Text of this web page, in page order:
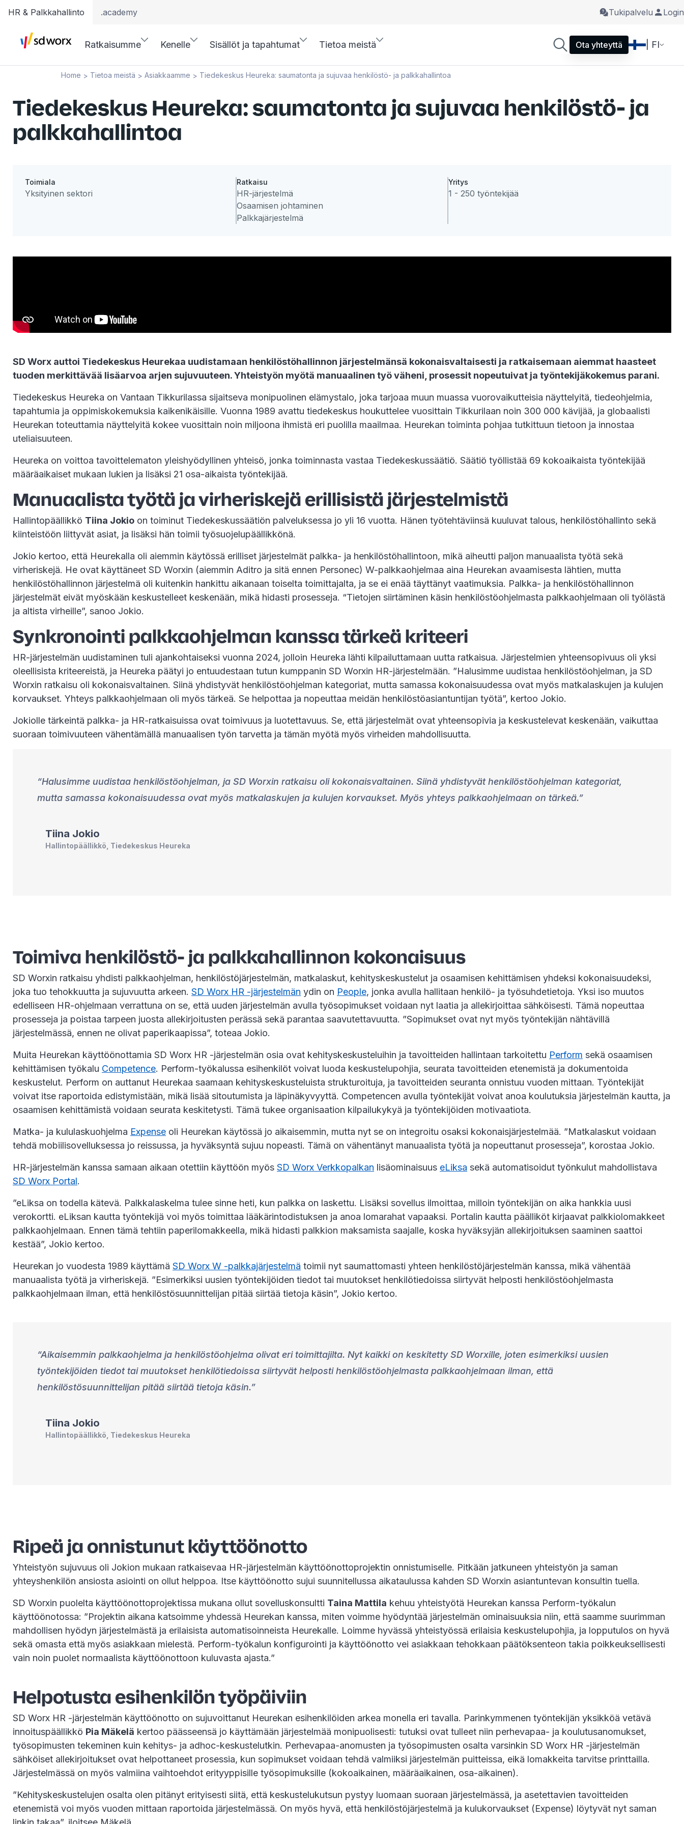
HR & Palkkahallinto .academy Tukipalvelu Login
Ratkaisumme Kenelle Sisällöt ja tapahtumat Tietoa meistä Ota yhteyttä | FI
Home > Tietoa meistä > Asiakkaamme > Tiedekeskus Heureka: saumatonta ja sujuvaa henkilöstö- ja palkkahallintoa
Tiedekeskus Heureka: saumatonta ja sujuvaa henkilöstö- ja
palkkahallintoa
Toimiala
Yksityinen sektori
Ratkaisu
HR-järjestelmä
Osaamisen johtaminen
Palkkajärjestelmä
Yritys
1 - 250 työntekijää
SD Worx auttoi Tiedekeskus Heurekaa uudistamaan henkilöstöhallinnon järjestelmänsä kokonaisvaltaisesti ja ratkaisemaan aiemmat haasteet
tuoden merkittävää lisäarvoa arjen sujuvuuteen. Yhteistyön myötä manuaalinen työ väheni, prosessit nopeutuivat ja työntekijäkokemus parani.
Tiedekeskus Heureka on Vantaan Tikkurilassa sijaitseva monipuolinen elämystalo, joka tarjoaa muun muassa vuorovaikutteisia näyttelyitä, tiedeohjelmia,
tapahtumia ja oppimiskokemuksia kaikenikäisille. Vuonna 1989 avattu tiedekeskus houkuttelee vuosittain Tikkurilaan noin 300 000 kävijää, ja globaalisti
Heurekan toteuttamia näyttelyitä kokee vuosittain noin miljoona ihmistä eri puolilla maailmaa. Heurekan toiminta pohjaa tutkittuun tietoon ja innostaa
uteliaisuuteen.
Heureka on voittoa tavoittelematon yleishyödyllinen yhteisö, jonka toiminnasta vastaa Tiedekeskussäätiö. Säätiö työllistää 69 kokoaikaista työntekijää
määräaikaiset mukaan lukien ja lisäksi 21 osa-aikaista työntekijää.
Manuaalista työtä ja virheriskejä erillisistä järjestelmistä
Hallintopäällikkö Tiina Jokio on toiminut Tiedekeskussäätiön palveluksessa jo yli 16 vuotta. Hänen työtehtäviinsä kuuluvat talous, henkilöstöhallinto sekä
kiinteistöön liittyvät asiat, ja lisäksi hän toimii työsuojelupäällikkönä.
Jokio kertoo, että Heurekalla oli aiemmin käytössä erilliset järjestelmät palkka- ja henkilöstöhallintoon, mikä aiheutti paljon manuaalista työtä sekä
virheriskejä. He ovat käyttäneet SD Worxin (aiemmin Aditro ja sitä ennen Personec) W-palkkaohjelmaa aina Heurekan avaamisesta lähtien, mutta
henkilöstöhallinnon järjestelmä oli kuitenkin hankittu aikanaan toiselta toimittajalta, ja se ei enää täyttänyt vaatimuksia. Palkka- ja henkilöstöhallinnon
järjestelmät eivät myöskään keskustelleet keskenään, mikä hidasti prosesseja. “Tietojen siirtäminen käsin henkilöstöohjelmasta palkkaohjelmaan oli työlästä
ja altista virheille”, sanoo Jokio.
Synkronointi palkkaohjelman kanssa tärkeä kriteeri
HR-järjestelmän uudistaminen tuli ajankohtaiseksi vuonna 2024, jolloin Heureka lähti kilpailuttamaan uutta ratkaisua. Järjestelmien yhteensopivuus oli yksi
oleellisista kriteereistä, ja Heureka päätyi jo entuudestaan tutun kumppanin SD Worxin HR-järjestelmään. ”Halusimme uudistaa henkilöstöohjelman, ja SD
Worxin ratkaisu oli kokonaisvaltainen. Siinä yhdistyvät henkilöstöohjelman kategoriat, mutta samassa kokonaisuudessa ovat myös matkalaskujen ja kulujen
korvaukset. Yhteys palkkaohjelmaan oli myös tärkeä. Se helpottaa ja nopeuttaa meidän henkilöstöasiantuntijan työtä”, kertoo Jokio.
Jokiolle tärkeintä palkka- ja HR-ratkaisuissa ovat toimivuus ja luotettavuus. Se, että järjestelmät ovat yhteensopivia ja keskustelevat keskenään, vaikuttaa
suoraan toimivuuteen vähentämällä manuaalisen työn tarvetta ja tämän myötä myös virheiden mahdollisuutta.
Halusimme uudistaa henkilöstöohjelman, ja SD Worxin ratkaisu oli kokonaisvaltainen. Siinä yhdistyvät henkilöstöohjelman kategoriat,
mutta samassa kokonaisuudessa ovat myös matkalaskujen ja kulujen korvaukset. Myös yhteys palkkaohjelmaan on tärkeä.
Tiina Jokio
Hallintopäällikkö, Tiedekeskus Heureka
Toimiva henkilöstö- ja palkkahallinnon kokonaisuus
SD Worxin ratkaisu yhdisti palkkaohjelman, henkilöstöjärjestelmän, matkalaskut, kehityskeskustelut ja osaamisen kehittämisen yhdeksi kokonaisuudeksi,
joka tuo tehokkuutta ja sujuvuutta arkeen. SD Worx HR -järjestelmän ydin on People, jonka avulla hallitaan henkilö- ja työsuhdetietoja. Yksi iso muutos
edelliseen HR-ohjelmaan verrattuna on se, että uuden järjestelmän avulla työsopimukset voidaan nyt laatia ja allekirjoittaa sähköisesti. Tämä nopeuttaa
prosesseja ja poistaa tarpeen juosta allekirjoitusten perässä sekä parantaa saavutettavuutta. ”Sopimukset ovat nyt myös työntekijän nähtävillä
järjestelmässä, ennen ne olivat paperikaapissa”, toteaa Jokio.
Muita Heurekan käyttöönottamia SD Worx HR -järjestelmän osia ovat kehityskeskusteluihin ja tavoitteiden hallintaan tarkoitettu Perform sekä osaamisen
kehittämisen työkalu Competence. Perform-työkalussa esihenkilöt voivat luoda keskustelupohjia, seurata tavoitteiden etenemistä ja dokumentoida
keskustelut. Perform on auttanut Heurekaa saamaan kehityskeskusteluista strukturoituja, ja tavoitteiden seuranta onnistuu vuoden mittaan. Työntekijät
voivat itse raportoida edistymistään, mikä lisää sitoutumista ja läpinäkyvyyttä. Competencen avulla työntekijät voivat anoa koulutuksia järjestelmän kautta, ja
osaamisen kehittämistä voidaan seurata keskitetysti. Tämä tukee organisaation kilpailukykyä ja työntekijöiden motivaatiota.
Matka- ja kululaskuohjelma Expense oli Heurekan käytössä jo aikaisemmin, mutta nyt se on integroitu osaksi kokonaisjärjestelmää. ”Matkalaskut voidaan
tehdä mobiilisovelluksessa jo reissussa, ja hyväksyntä sujuu nopeasti. Tämä on vähentänyt manuaalista työtä ja nopeuttanut prosesseja”, korostaa Jokio.
HR-järjestelmän kanssa samaan aikaan otettiin käyttöön myös SD Worx Verkkopalkan lisäominaisuus eLiksa sekä automatisoidut työnkulut mahdollistava
SD Worx Portal.
”eLiksa on todella kätevä. Palkkalaskelma tulee sinne heti, kun palkka on laskettu. Lisäksi sovellus ilmoittaa, milloin työntekijän on aika hankkia uusi
verokortti. eLiksan kautta työntekijä voi myös toimittaa lääkärintodistuksen ja anoa lomarahat vapaaksi. Portalin kautta päälliköt kirjaavat palkkiolomakkeet
palkkaohjelmaan. Ennen tämä tehtiin paperilomakkeella, mikä hidasti palkkion maksamista saajalle, koska hyväksyjän allekirjoituksen saaminen saattoi
kestää”, Jokio kertoo.
Heurekan jo vuodesta 1989 käyttämä SD Worx W -palkkajärjestelmä toimii nyt saumattomasti yhteen henkilöstöjärjestelmän kanssa, mikä vähentää
manuaalista työtä ja virheriskejä. ”Esimerkiksi uusien työntekijöiden tiedot tai muutokset henkilötiedoissa siirtyvät helposti henkilöstöohjelmasta
palkkaohjelmaan ilman, että henkilöstösuunnittelijan pitää siirtää tietoja käsin”, Jokio kertoo.
Aikaisemmin palkkaohjelma ja henkilöstöohjelma olivat eri toimittajilta. Nyt kaikki on keskitetty SD Worxille, joten esimerkiksi uusien
työntekijöiden tiedot tai muutokset henkilötiedoissa siirtyvät helposti henkilöstöohjelmasta palkkaohjelmaan ilman, että
henkilöstösuunnittelijan pitää siirtää tietoja käsin.
Tiina Jokio
Hallintopäällikkö, Tiedekeskus Heureka
Ripeä ja onnistunut käyttöönotto
Yhteistyön sujuvuus oli Jokion mukaan ratkaisevaa HR-järjestelmän käyttöönottoprojektin onnistumiselle. Pitkään jatkuneen yhteistyön ja saman
yhteyshenkilön ansiosta asiointi on ollut helppoa. Itse käyttöönotto sujui suunnitellussa aikataulussa kahden SD Worxin asiantuntevan konsultin tuella.
SD Worxin puolelta käyttöönottoprojektissa mukana ollut sovelluskonsultti Taina Mattila kehuu yhteistyötä Heurekan kanssa Perform-työkalun
käyttöönotossa: ”Projektin aikana katsoimme yhdessä Heurekan kanssa, miten voimme hyödyntää järjestelmän ominaisuuksia niin, että saamme suurimman
mahdollisen hyödyn järjestelmästä ja erilaisista automatisoinneista Heurekalle. Loimme hyvässä yhteistyössä erilaisia keskustelupohjia, ja lopputulos on hyvä
sekä omasta että myös asiakkaan mielestä. Perform-työkalun konfigurointi ja käyttöönotto vei asiakkaan tehokkaan päätöksenteon takia poikkeuksellisesti
vain noin puolet normaalista käyttöönottoon kuluvasta ajasta.”
Helpotusta esihenkilön työpäiviin
SD Worx HR -järjestelmän käyttöönotto on sujuvoittanut Heurekan esihenkilöiden arkea monella eri tavalla. Parinkymmenen työntekijän yksikköä vetävä
innoituspäällikkö Pia Mäkelä kertoo päässeensä jo käyttämään järjestelmää monipuolisesti: tutuksi ovat tulleet niin perhevapaa- ja koulutusanomukset,
työsopimusten tekeminen kuin kehitys- ja adhoc-keskustelutkin. Perhevapaa-anomusten ja työsopimusten osalta varsinkin SD Worx HR -järjestelmän
sähköiset allekirjoitukset ovat helpottaneet prosessia, kun sopimukset voidaan tehdä valmiiksi järjestelmän puitteissa, eikä lomakkeita tarvitse printtailla.
Järjestelmässä on myös valmiina vaihtoehdot erityyppisille työsopimuksille (kokoaikainen, määräaikainen, osa-aikainen).
”Kehityskeskustelujen osalta olen pitänyt erityisesti siitä, että keskustelukutsun pystyy luomaan suoraan järjestelmässä, ja asetettavien tavoitteiden
etenemistä voi myös vuoden mittaan raportoida järjestelmässä. On myös hyvä, että henkilöstöjärjestelmä ja kulukorvaukset (Expense) löytyvät nyt saman